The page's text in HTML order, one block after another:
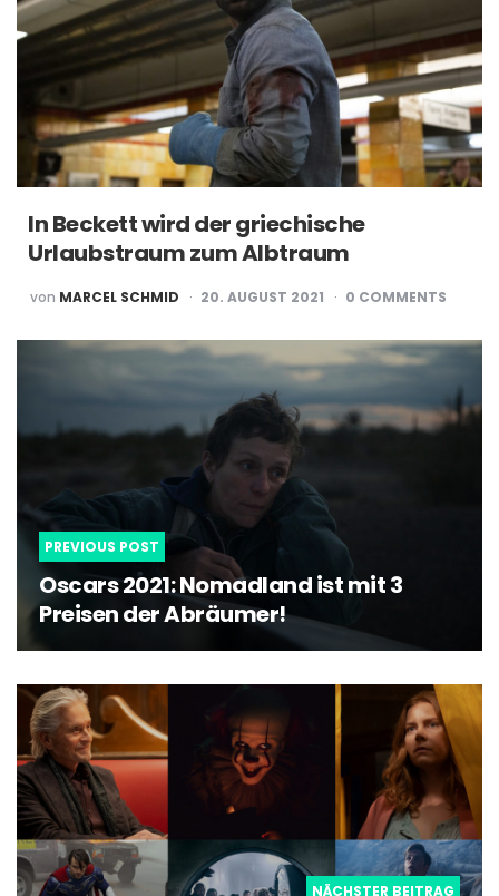
In Beckett wird der griechische
Urlaubstraum zum Albtraum
POSTED
von MARCEL SCHMID 20. AUGUST 2021 0 COMMENTS
Post
navigation
PREVIOUS POST
Oscars 2021: Nomadland ist mit 3
Preisen der Abräumer!
NÄCHSTER BEITRAG